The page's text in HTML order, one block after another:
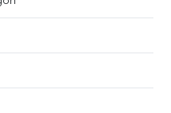
ideală pentru cei care